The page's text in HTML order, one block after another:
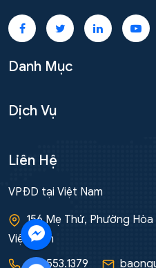
Danh Mục
Dịch Vụ
Liên Hệ
VPĐD tại Việt Nam
156 Mẹ Thứ, Phường
Việt Nam
091.553.1379